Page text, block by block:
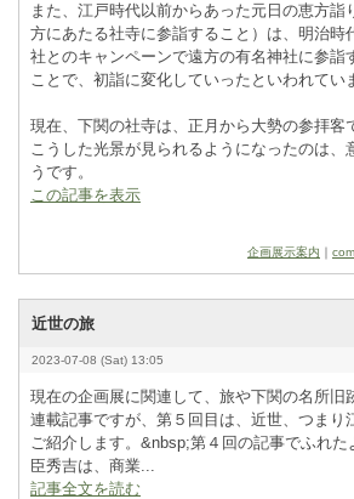
また、江戸時代以前からあった元日の恵方詣
方にあたる社寺に参詣すること）は、明治時
社とのキャンペーンで遠方の有名神社に参詣
ことで、初詣に変化していったといわれてい
現在、下関の社寺は、正月から大勢の参拝客
こうした光景が見られるようになったのは、
うです。
この記事を表示
企画展示案内 ｜
近世の旅
2023-07-08 (Sat) 13:05
現在の企画展に関連して、旅や下関の名所旧
連載記事ですが、第５回目は、近世、つまり
ご紹介します。&­n­b­s­p­;第４回の記事でふれ
臣秀吉は、商業...
記事全文を読む